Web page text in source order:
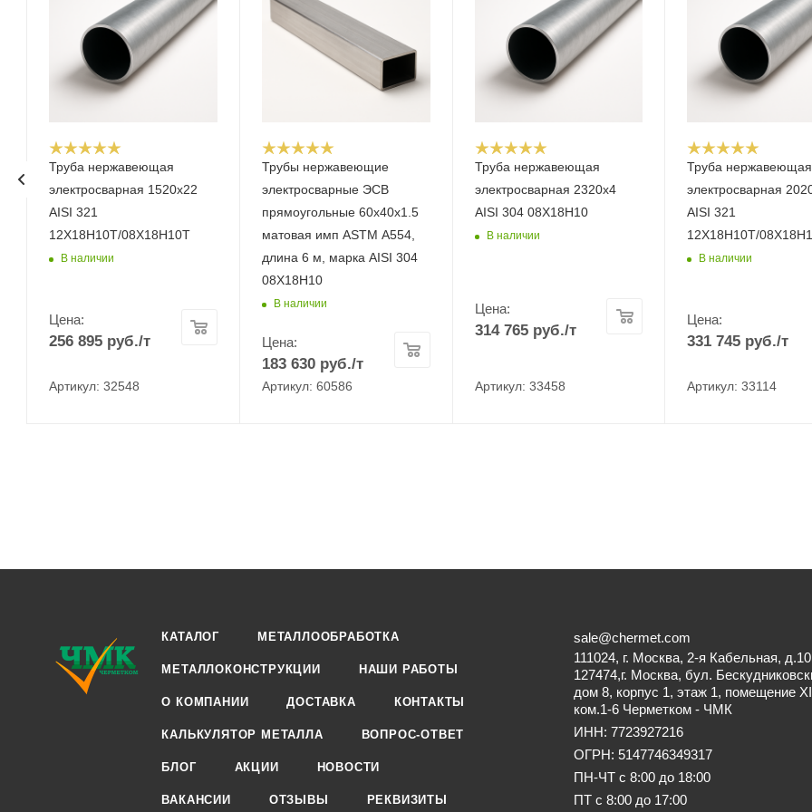
Труба нержавеющая
электросварная 1520х22
AISI 321
12Х18Н10Т/08Х18Н10Т
В наличии
Цена:
256 895 руб./т
Артикул: 32548
Трубы нержавеющие
электросварные ЭСВ
прямоугольные 60х40х1.5
матовая имп ASTM A554,
длина 6 м, марка AISI 304
08Х18Н10
В наличии
Цена:
183 630руб./т
Артикул: 60586
Труба нержавеющая
электросварная 2320х4
AISI 304 08Х18Н10
В наличии
Цена:
314 765руб./т
Артикул: 33458
Труба нержавеющая
электросварная
AISI 321
12Х18Н10Т/
В наличии
Цена:
331 745 руб./т
Артикул: 33114
КАТАЛОГ МЕТАЛЛООБРАБОТКА
МЕТАЛЛОКОНСТРУКЦИИ НАШИ РАБОТЫ
О КОМПАНИИ ДОСТАВКА КОНТАКТЫ
КАЛЬКУЛЯТОР МЕТАЛЛА ВОПРОС-ОТВЕТ
БЛОГ АКЦИИ НОВОСТИ
ВАКАНСИИ ОТЗЫВЫ РЕКВИЗИТЫ
sale@chermet.com
111024, г. Москва, 2-я Кабельная, д.10
127474,г. Москва, бул.
дом 8, корпус 1, этаж 1, помещение
ком.1-6 Черметком - ЧМК
ИНН: 7723927216
ОГРН: 5147746349317
ПН-ЧТ с 8:00 до 18:00
ПТ с 8:00 до 17:00